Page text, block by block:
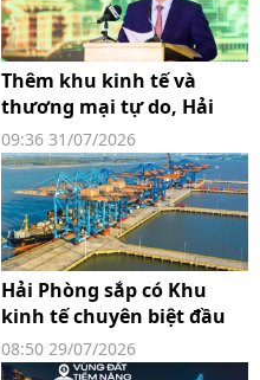
Thêm khu kinh tế và
thương mại tự do, Hải
Phòng tầm cỡ thế nào?
09:36 31/07/2026
Hải Phòng sắp có Khu
kinh tế chuyên biệt đầu
tiên rộng hơn 5.300 ha,
khởi động Khu thương
08:50 29/07/2026